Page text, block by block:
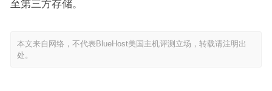
至第三方存储。
本文来自网络，不代表BlueHost美国主机评测立场，转载请注明出
处。